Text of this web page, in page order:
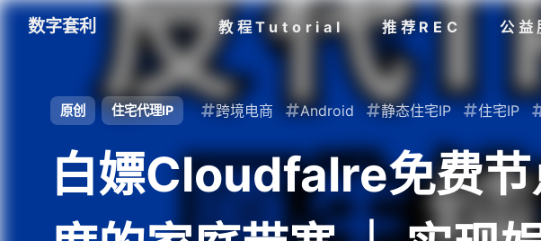
数字套利 教程Tutorial 推荐REC 公益
原创 住宅代理IP 跨境电商 Android 静态住宅IP 住宅IP
白嫖Cloudfalre免费节